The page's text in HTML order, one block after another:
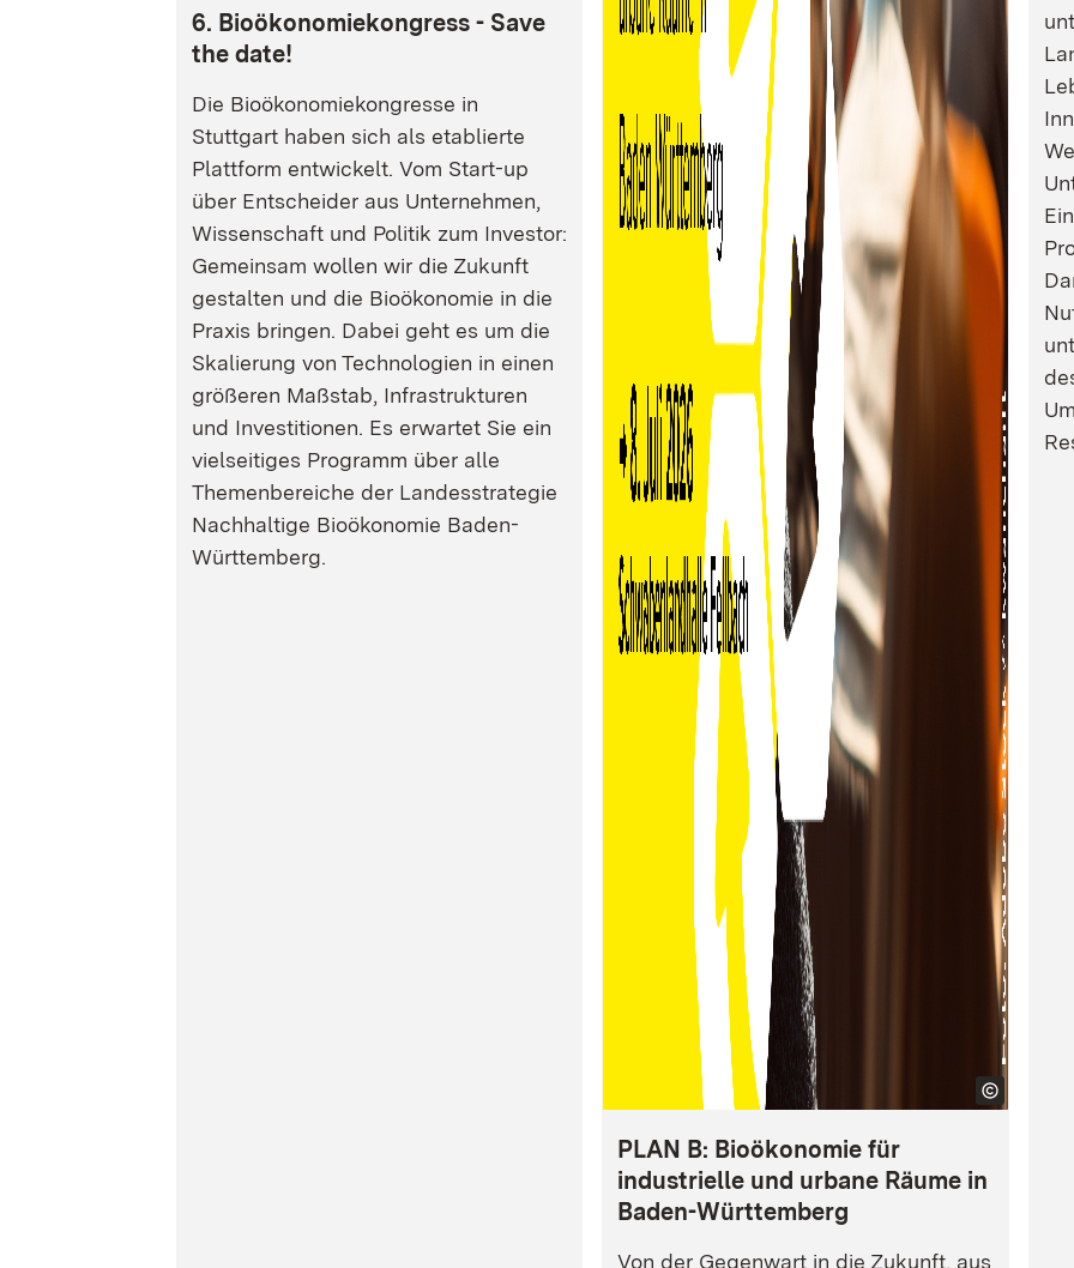
6. Bioökonomiekongress - Save
the date!
Die Bioökonomiekongresse in
Stuttgart haben sich als etablierte
Plattform entwickelt. Vom Start-up
über Entscheider aus Unternehmen,
Wissenschaft und Politik zum Investor:
Gemeinsam wollen wir die Zukunft
gestalten und die Bioökonomie in die
Praxis bringen. Dabei geht es um die
Skalierung von Technologien in einen
größeren Maßstab, Infrastrukturen
und Investitionen. Es erwartet Sie ein
vielseitiges Programm über alle
Themenbereiche der Landesstrategie
Nachhaltige Bioökonomie Baden-
Württemberg.
PLAN B: Bioökonomie für
industrielle und urbane Räume in
Baden-Württemberg
Von der Gegenwart in die Zukunft, aus